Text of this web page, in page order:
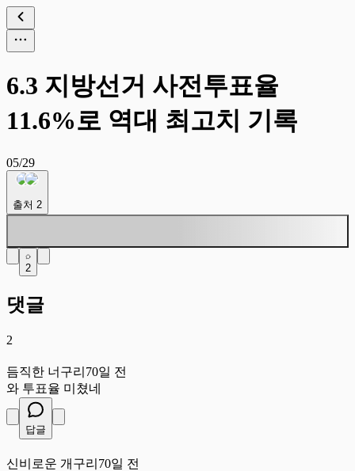
6.3 지방선거 사전투표율
11.6%로 역대 최고치 기록
05/29
출처 2
2
댓글
2
듬직한 너구리 70일 전
와 투표율 미쳤네
답글
신비로운 개구리 70일 전